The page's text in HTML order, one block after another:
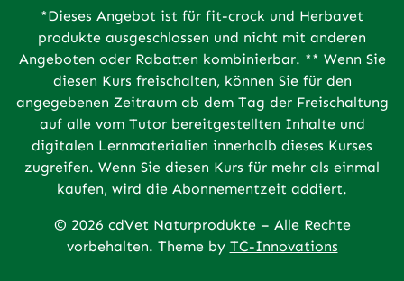
*Dieses Angebot ist für fit-crock und Herbavet
produkte ausgeschlossen und nicht mit anderen
Angeboten oder Rabatten kombinierbar. ** Wenn Sie
diesen Kurs freischalten, können Sie für den
angegebenen Zeitraum ab dem Tag der Freischaltung
auf alle vom Tutor bereitgestellten Inhalte und
digitalen Lernmaterialien innerhalb dieses Kurses
zugreifen. Wenn Sie diesen Kurs für mehr als einmal
kaufen, wird die Abonnementzeit addiert.
© 2026 cdVet Naturprodukte – Alle Rechte
vorbehalten. Theme by TC-Innovations